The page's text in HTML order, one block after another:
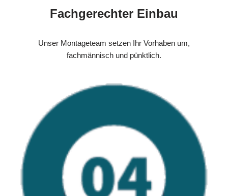
Fachgerechter Einbau
Unser Montageteam setzen Ihr Vorhaben um,
fachmännisch und pünktlich.